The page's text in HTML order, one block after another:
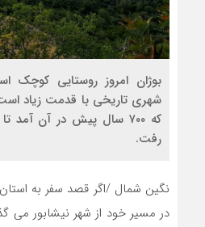
بوژان امروز روستایی کوچک
شهری تاریخی با قدمت زیاد
که ۷۰۰ سال پیش در آن
رفت.
نگین شمال /اگر قصد سفر به
در مسیر خود از شهر نیشابور می